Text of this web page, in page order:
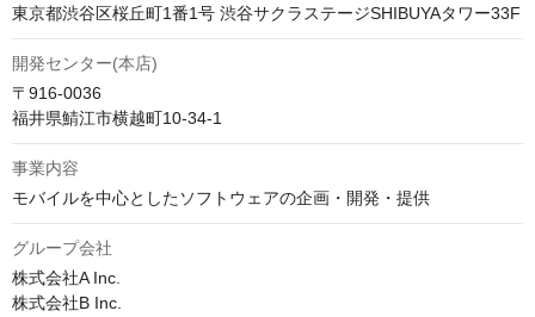
東京都渋谷区桜丘町1番1号 渋谷サクラステージSHIBUYAタワー33F
開発センター(本店)
〒916-0036
福井県鯖江市横越町10-34-1
事業内容
グループ会社
株式会社A Inc.
株式会社B Inc.